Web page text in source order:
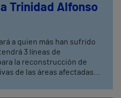
Trinidad Alfonso
a quien más han sufrido
3 líneas de
la reconstrucción de
de las áreas afectadas